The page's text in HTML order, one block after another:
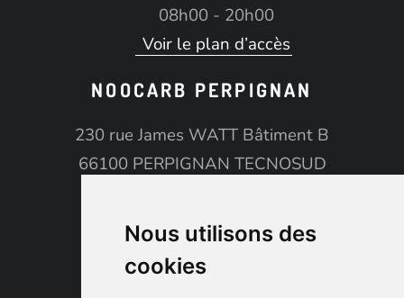
Nous utilisons des
cookies
08h00 - 20h00
Voir le plan d’accès
NOOCARB PERPIGNAN
230 rue James WATT Bâtiment B
66100 PERPIGNAN TECNOSUD
perpignan@noocarb.com
Voir le plan d’accès